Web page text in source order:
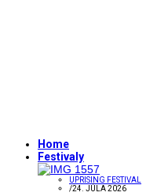
Home
Festivaly
UPRISING FESTIVAL
/24. JÚLA 2026